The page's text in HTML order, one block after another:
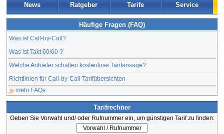
News Ratgeber Tarife Service
Häufige Fragen (FAQ)
Was ist Call-by-Call?
Was ist Takt 60/60 ?
Welche Anbieter schalten kostenlose Tarifansage?
Richtlinien für Call-by-Call Tarifübersichten
mehr FAQs
Tarifrechner
Geben Sie Vorwahl und/ oder Rufnummer ein, um günstigen Tarif zu finden: